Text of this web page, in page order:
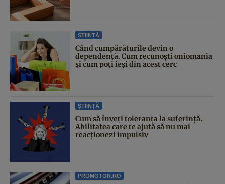
ȘTIINȚĂ
Când cumpărăturile devin o
dependență. Cum recunoști oniomania
și cum poți ieși din acest cerc
ȘTIINȚĂ
Cum să înveți toleranța la suferință.
Abilitatea care te ajută să nu mai
reacționezi impulsiv
PROMOTOR.RO